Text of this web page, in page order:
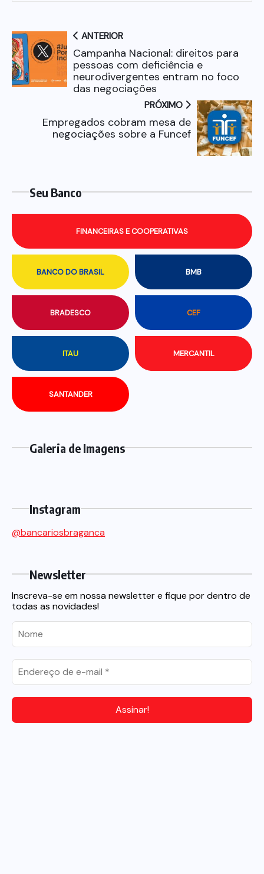
ANTERIOR
Campanha Nacional: direitos para
pessoas com deficiência e
neurodivergentes entram no foco
das negociações
PRÓXIMO
Empregados cobram mesa de
negociações sobre a Funcef
Seu Banco
BANCO DO BRASIL BMB
BRADESCO CEF
FINANCEIRAS E COOPERATIVAS
ITAU MERCANTIL
SANTANDER
Galeria de Imagens
Instagram
@bancariosbraganca
Newsletter
Inscreva-se em nossa newsletter e fique por dentro de
todas as novidades!